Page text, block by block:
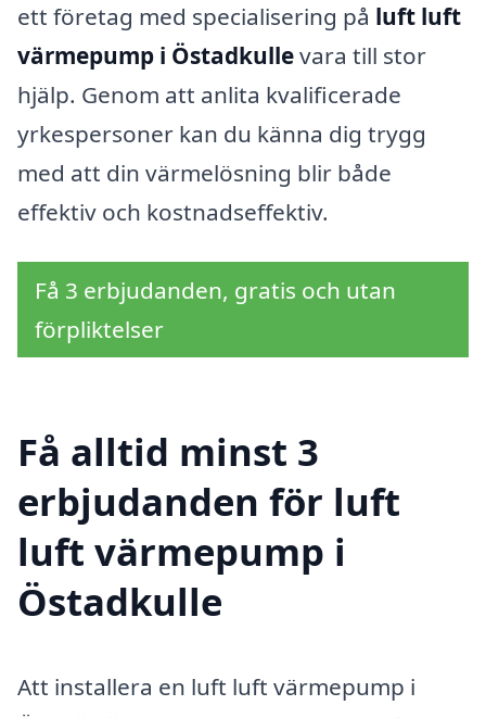
ett företag med specialisering på luft luft
värmepump i Östadkullevara till stor
hjälp. Genom att anlita kvalificerade
yrkespersoner kan du känna dig trygg
med att din värmelösning blir både
effektiv och kostnadseffektiv.
Få 3 erbjudanden, gratis och utan
förpliktelser
Få alltid minst 3
erbjudanden för luft
luft värmepump i
Östadkulle
Att installera en luft luft värmepump i